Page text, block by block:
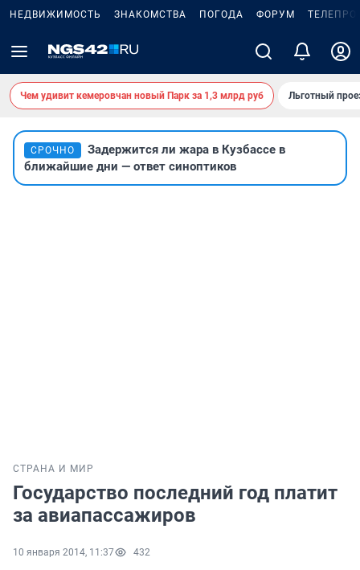
НЕДВИЖИМОСТЬ ЗНАКОМСТВА ПОГОДА ФОРУМ
Чем удивит кемеровчан новый Парк за 1,3 млрд руб Льготный
СРОЧНО
Задержится ли жара в Кузбассе в
ближайшие дни — ответ синоптиков
СТРАНА И МИР
Государство последний год платит
за авиапассажиров
10 января 2014, 11:37 432